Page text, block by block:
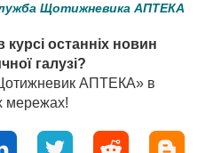
Щотижневика АПТЕКА
останніх новин
галузі?
АПТЕКА» в
мережах!